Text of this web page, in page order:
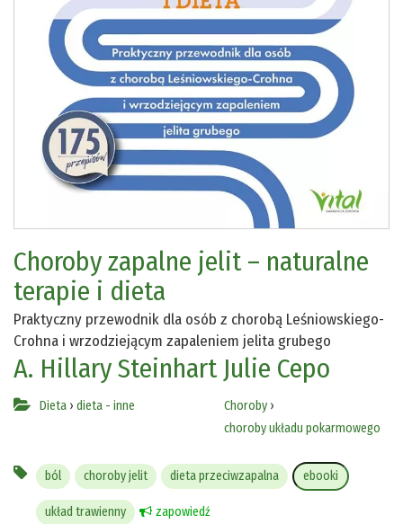
Choroby zapalne jelit – naturalne
terapie i dieta
Praktyczny przewodnik dla osób z chorobą Leśniowskiego-
Crohna i wrzodziejącym zapaleniem jelita grubego
A. Hillary Steinhart Julie Cepo
Dieta › dieta - inne Choroby›
choroby układu pokarmowego
ból choroby jelit dieta przeciwzapalna ebooki
układ trawienny zapowiedź